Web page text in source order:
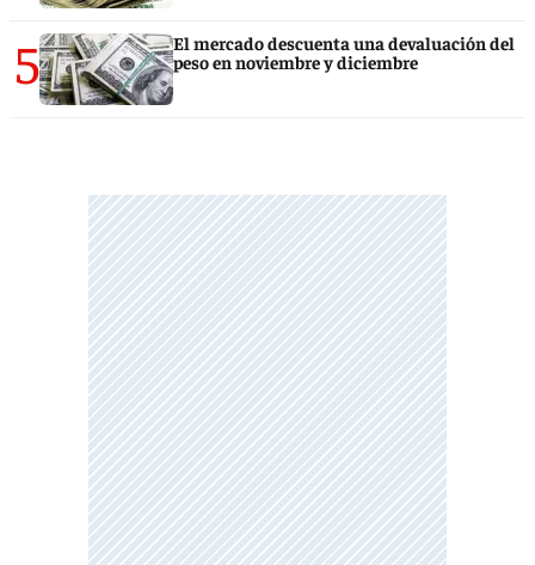
5
El mercado descuenta una devaluación del
peso en noviembre y diciembre